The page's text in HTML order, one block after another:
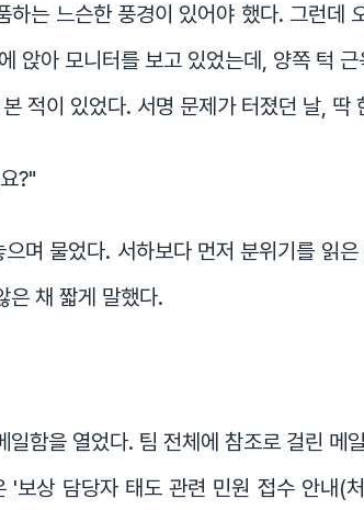
하는 느슨한 풍경이 있어야 했다. 그런데
앉아 모니터를 보고 있었는데, 양쪽 턱
적이 있었다. 서명 문제가 터졌던 날, 딱
?"
며 물었다. 서하보다 먼저 분위기를 읽
은 채 짧게 말했다.
일함을 열었다. 팀 전체에 참조로 걸린 메
'보상 담당자 태도 관련 민원 접수 안